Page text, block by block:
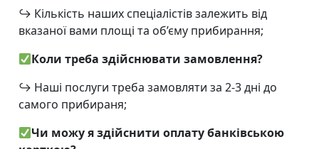
↪ Кількість наших спеціалістів залежить від
вказаної вами площі та об’єму прибирання;
Коли треба здійснювати замовлення?
↪ Наші послуги треба замовляти за 2-3 дні до
самого прибираня;
Чи можу я здійснити оплату банківською